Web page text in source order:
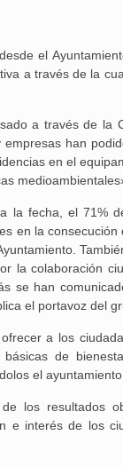
el
a través de la
a través de la
han
en el
la fecha, el 71%
en la
la colaboración
se han
el portavoz del
a los
de
el
los resultados
e interés de los